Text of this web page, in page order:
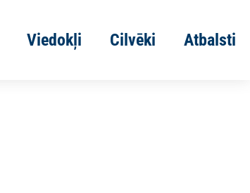
Viedokļi Cilvēki Atbalsti